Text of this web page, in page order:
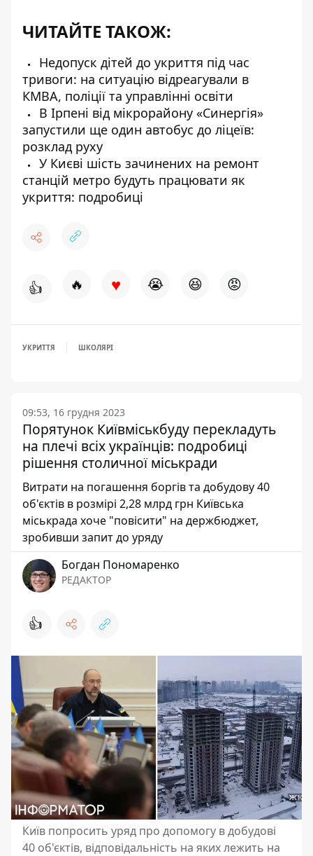
ЧИТАЙТЕ ТАКОЖ:
Недопуск дітей до укриття під час
тривоги: на ситуацію відреагували в
КМВА, поліції та управлінні освіти
В Ірпені від мікрорайону «Синергія»
запустили ще один автобус до ліцеїв:
розклад руху
У Києві шість зачинених на ремонт
станцій метро будуть працювати як
укриття: подробиці
👍 🔥 ♥ 😭 😆 😡
УКРИТТЯ ШКОЛЯРІ
09:53, 16 грудня 2023
Порятунок Київміськбуду перекладуть
на плечі всіх українців: подробиці
рішення столичної міськради
Витрати на погашення боргів та добудову 40
об'єктів в розмірі 2,28 млрд грн Київська
міськрада хоче "повісити" на держбюджет,
зробивши запит до уряду
Богдан Пономаренко
РЕДАКТОР
👍
Київ попросить уряд про допомогу в добудові
40 об'єктів, відповідальність на яких лежить на